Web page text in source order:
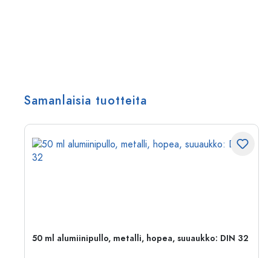
Samanlaisia tuotteita
50 ml alumiinipullo, metalli, hopea, suuaukko: DIN 32